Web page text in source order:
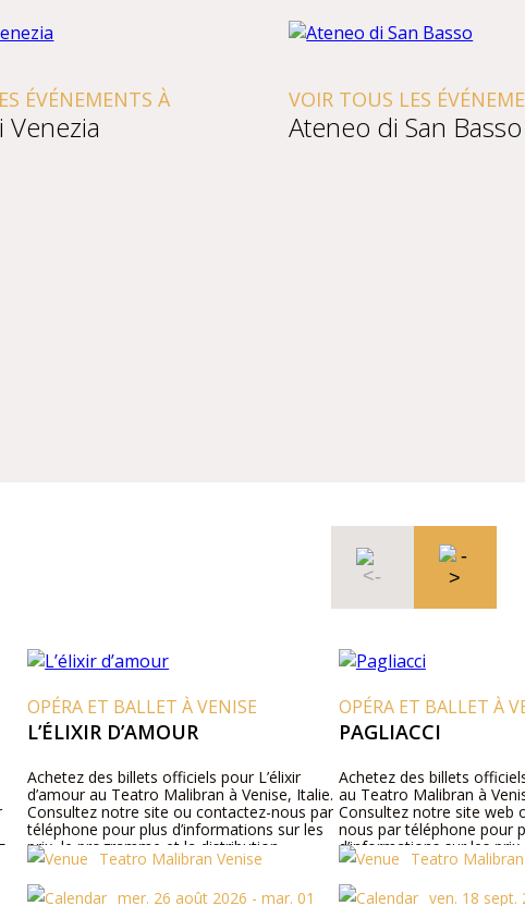
À VOIR TOUS LES ÉVÉNEMENTS À
Ateneo di San Basso
ET BALLET À VENISE
D’AMOUR
des billets officiels pour L’élixir
au Teatro Malibran à Venise, Italie.
notre site ou contactez-nous par
pour plus d’informations sur les
et la distribution.
Teatro Malibran Venise
mer. 26 août 2026 - mar. 01
OPÉRA ET BALLET À VENISE
PAGLIACCI
Achetez des billets officiels pour
au Teatro Malibran à Venise, Italie.
Consultez notre site web ou
nous par téléphone pour plus
d’informations sur les prix, le
la distribution.Teatro Malibran Venise
ven. 18 sept. 2026 -